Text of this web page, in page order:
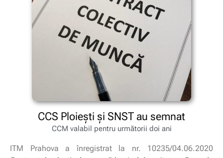
CCS Ploiești și SNST au semnat
CCM valabil pentru următorii doi ani
ITM Prahova a înregistrat la nr. 10235/04.06.2020